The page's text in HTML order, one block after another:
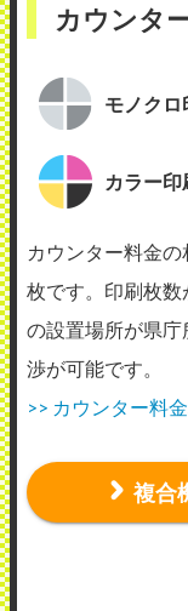
カウンタ
モノク
カラー
カウンター料金
枚です。印刷枚
の設置場所が県
渉が可能です。
>> カウンター料
複合